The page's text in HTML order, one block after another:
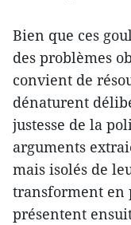
Bien que ces
des problèmes
convient de
dénaturent
justesse de la
arguments
mais isolés de
transforment en
présentent